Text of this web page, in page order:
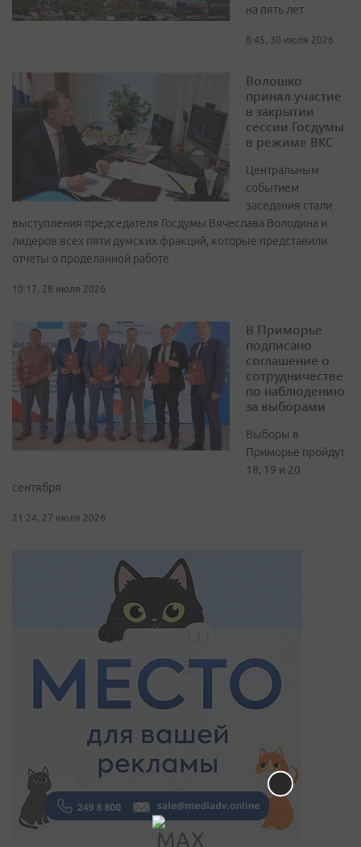
на пять лет
8:45, 30 июля 2026
Волошко
принял участие
в закрытии
сессии Госдумы
в режиме ВКС
Центральным
событием
заседания стали
выступления председателя Госдумы Вячеслава Володина и
лидеров всех пяти думских фракций, которые представили
отчеты о проделанной работе
10:17, 28 июля 2026
В Приморье
подписано
соглашение о
сотрудничестве
по наблюдению
за выборами
Выборы в
Приморье пройдут
18, 19 и 20
сентября
21:24, 27 июля 2026